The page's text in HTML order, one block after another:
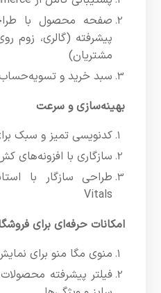
صفحه محصول با
پیشرفته (گالری، زوم
مشتریان)
سبد خرید و
بهینه‌سازی و سرعت
کدنویسی تمیز و سبک
سازگاری با افزونه‌های
Vitals
امکانات حرفه‌ای برای
منوی مگا منو برای
فیلتر پیشرفته